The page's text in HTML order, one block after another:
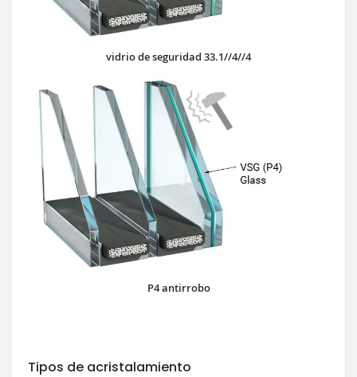
vidrio de seguridad 33.1//4//4
P4 antirrobo
Tipos de acristalamiento